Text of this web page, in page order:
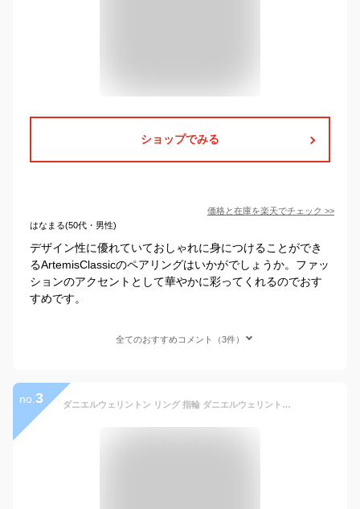
ショップでみる
価格と在庫を楽天でチェック >>
はなまる(50代・男性)
デザイン性に優れていておしゃれに身につけることができ
るArtemisClassicのペアリングはいかがでしょうか。ファッ
ションのアクセントとして華やかに彩ってくれるのでおす
すめです。
全てのおすすめコメント（3件）
no. 3 ダニエルウェリントン リング 指輪 ダニエルウェリントンリング ブランド メンズ レディース ペア ペアリング シンプル おしゃれ かわいい 細い つけっぱなし ダニエル ウェリントン アクセサリー シルバー ピンクゴールド ローズゴールド 男性 女性 男子 女子 プレゼント